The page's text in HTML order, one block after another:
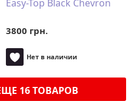
Easy-Top Black Chevron
3800 грн.
Нет в наличии
16 ТОВАРОВ